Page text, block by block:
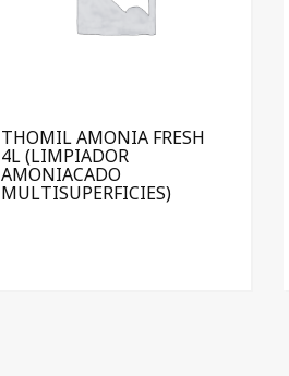
THOMIL AMONIA FRESH
4L (LIMPIADOR
AMONIACADO
MULTISUPERFICIES)